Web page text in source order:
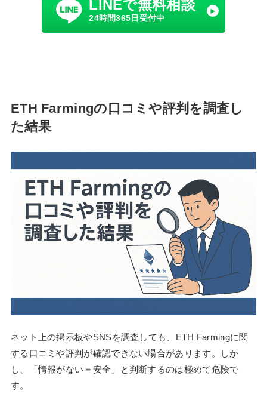
LINEで無料相談
24時間365日受付中
ETH Farmingの口コミや評判を調査し
た結果
ネット上の掲示板やSNSを調査しても、ETH Farmingに関
する口コミや評判が確認できない場合があります。しか
し、「情報がない＝安全」と判断するのは極めて危険で
す。